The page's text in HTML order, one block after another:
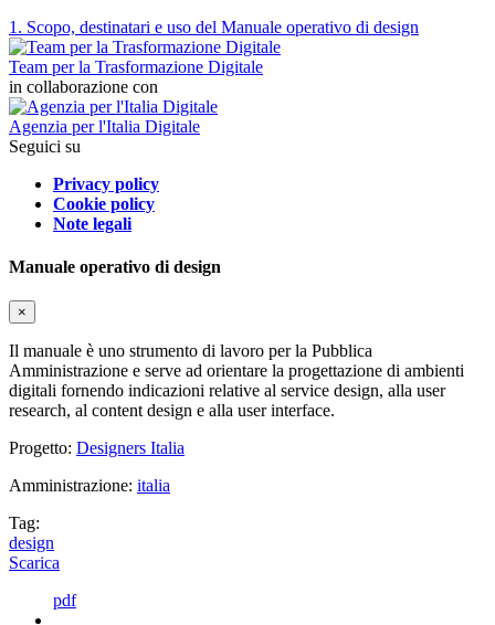
1. Scopo, destinatari e uso del Manuale operativo di design
Team per la Trasformazione Digitale
in collaborazione con
Agenzia per l'Italia Digitale
Seguici su
Privacy policy
Cookie policy
Note legali
Manuale operativo di design
×
Il manuale è uno strumento di lavoro per la Pubblica
Amministrazione e serve ad orientare la progettazione di ambienti
digitali fornendo indicazioni relative al service design, alla user
research, al content design e alla user interface.
Progetto: Designers Italia
Amministrazione: italia
Tag:
design
Scarica
pdf